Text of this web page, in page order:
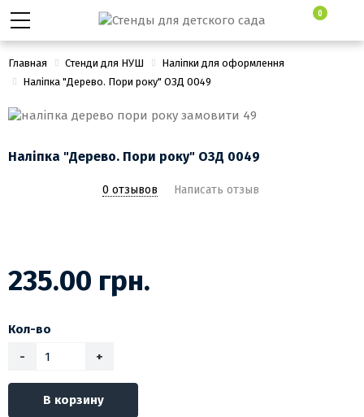
0
Главная Стенди для НУШ
Наліпки для оформлення
Наліпка "Дерево. Пори року" ОЗД 0049
Наліпка "Дерево. Пори року" ОЗД 0049
0 отзывов Написать отзыв
235.00 грн.
Кол-во
-
+
В корзину